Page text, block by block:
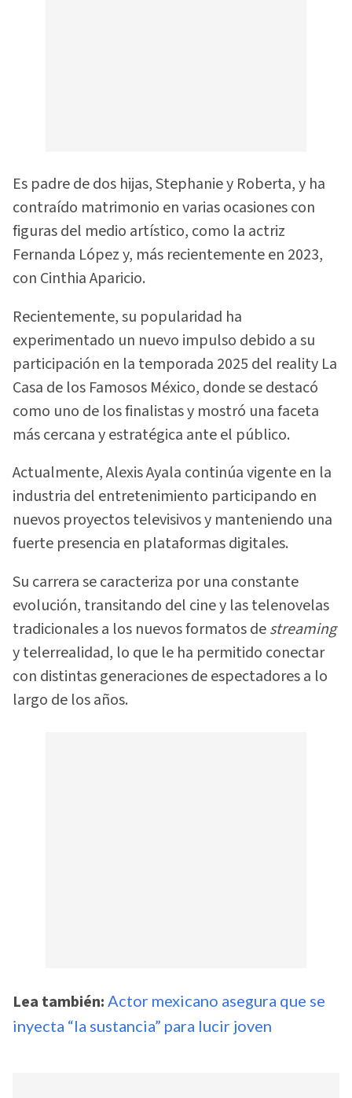
Es padre de dos hijas, Stephanie y Roberta, y ha
contraído matrimonio en varias ocasiones con
figuras del medio artístico, como la actriz
Fernanda López y, más recientemente en 2023,
con Cinthia Aparicio.
Recientemente, su popularidad ha
experimentado un nuevo impulso debido a su
participación en la temporada 2025 del reality La
Casa de los Famosos México, donde se destacó
como uno de los finalistas y mostró una faceta
más cercana y estratégica ante el público.
Actualmente, Alexis Ayala continúa vigente en la
industria del entretenimiento participando en
nuevos proyectos televisivos y manteniendo una
fuerte presencia en plataformas digitales.
Su carrera se caracteriza por una constante
evolución, transitando del cine y las telenovelas
tradicionales a los nuevos formatos destreaming
y telerrealidad, lo que le ha permitido conectar
con distintas generaciones de espectadores a lo
largo de los años.
Lea también: Actor mexicano asegura que se
inyecta “la sustancia” para lucir joven